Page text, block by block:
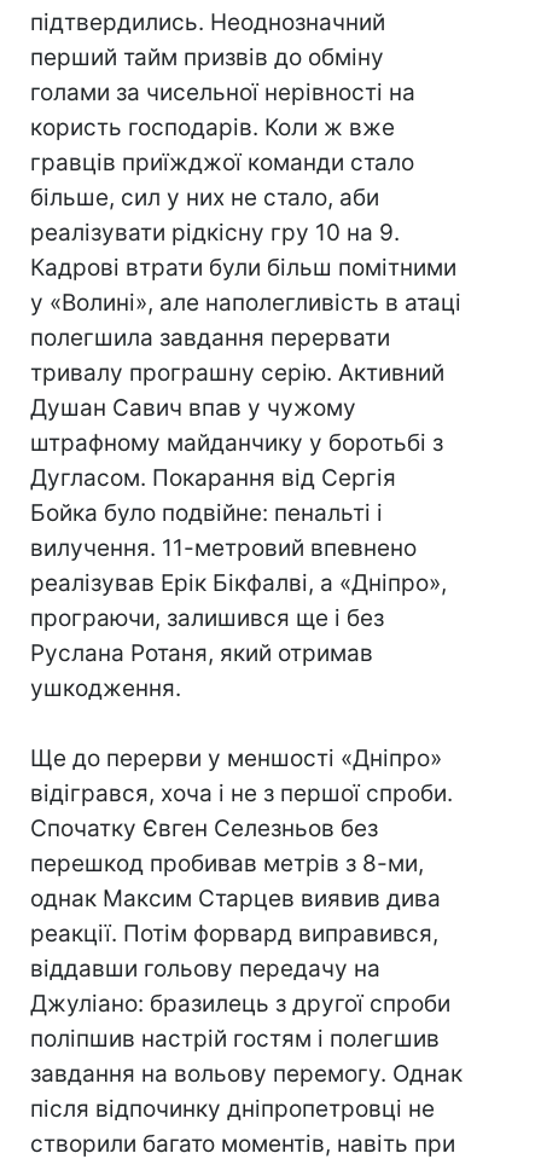
підтвердились. Неоднозначний
перший тайм призвів до обміну
голами за чисельної нерівності на
користь господарів. Коли ж вже
гравців приїжджої команди стало
більше, сил у них не стало, аби
реалізувати рідкісну гру 10 на 9.
Кадрові втрати були більш помітними
у «Волині», але наполегливість в атаці
полегшила завдання перервати
тривалу програшну серію. Активний
Душан Савич впав у чужому
штрафному майданчику у боротьбі з
Дугласом. Покарання від Сергія
Бойка було подвійне: пенальті і
вилучення. 11-метровий впевнено
реалізував Ерік Бікфалві, а «Дніпро»,
програючи, залишився ще і без
Руслана Ротаня, який отримав
ушкодження.
Ще до перерви у меншості «Дніпро»
відігрався, хоча і не з першої спроби.
Спочатку Євген Селезньов без
перешкод пробивав метрів з 8-ми,
однак Максим Старцев виявив дива
реакції. Потім форвард виправився,
віддавши гольову передачу на
Джуліано: бразилець з другої спроби
поліпшив настрій гостям і полегшив
завдання на вольову перемогу. Однак
після відпочинку дніпропетровці не
створили багато моментів, навіть при